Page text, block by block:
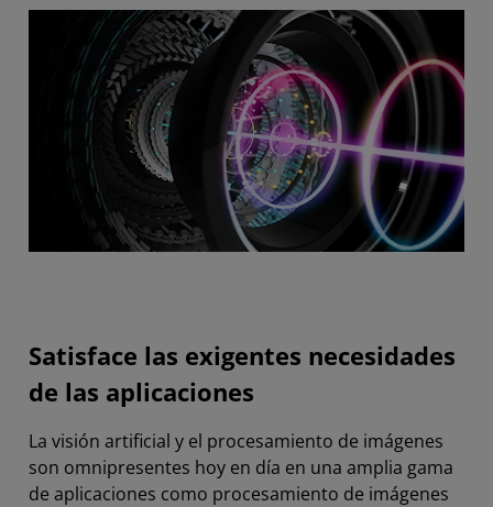
Satisface las exigentes necesidades
de las aplicaciones
La visión artificial y el procesamiento de imágenes
son omnipresentes hoy en día en una amplia gama
de aplicaciones como procesamiento de imágenes